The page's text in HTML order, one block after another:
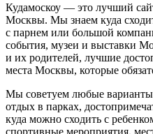
Кудамоскоу — это лучший
Москвы. Мы знаем куда
с парнем или большой
события, музеи и выставки
и их родителей, лучшие
места Москвы, которые
Мы советуем любые
отдых в парках,
куда можно сходить с
спортивные мероприятия,